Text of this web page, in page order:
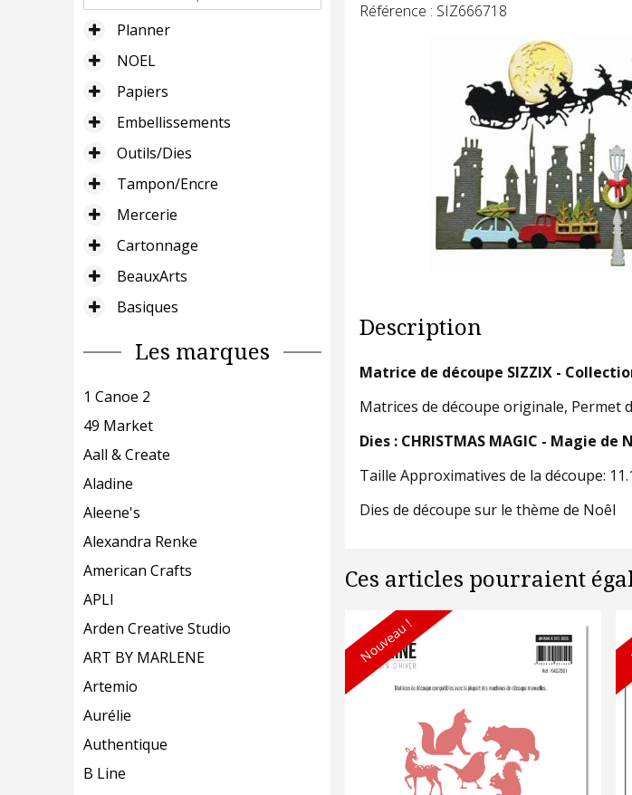
Planner
NOEL
Papiers
Embellissements
Outils/Dies
Tampon/Encre
Mercerie
Cartonnage
BeauxArts
Basiques
Les marques
1 Canoe 2
49 Market
Aall & Create
Aladine
Aleene's
Alexandra Renke
American Crafts
APLI
Arden Creative Studio
ART BY MARLENE
Artemio
Aurélie
Authentique
B Line
Référence : SIZ666718
Description
Matrice de découpe SIZZIX -
Matrices de découpe originale, Permet
Dies : CHRISTMAS MAGIC - Magie de
Taille Approximatives de la découpe:
Dies de découpe sur le thème de Noêl
Ces articles pourraient
Nouveau !